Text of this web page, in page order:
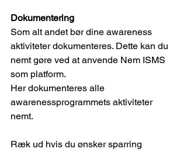
Dokumentering
Som alt andet bør dine awareness
aktiviteter dokumenteres. Dette kan du
nemt gøre ved at anvende Nem ISMS
som platform.
Her dokumenteres alle
awarenessprogrammets aktiviteter
nemt.
Ræk ud hvis du ønsker sparring